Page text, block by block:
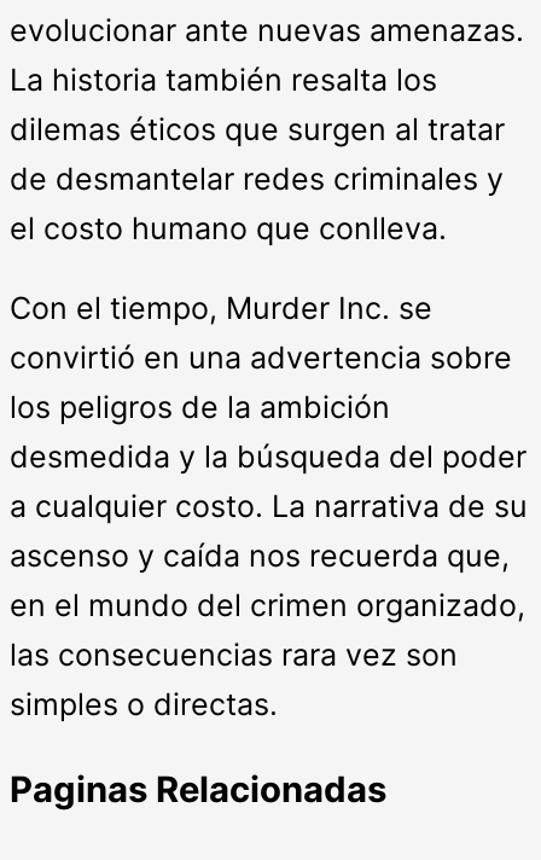
evolucionar ante nuevas amenazas.
La historia también resalta los
dilemas éticos que surgen al tratar
de desmantelar redes criminales y
el costo humano que conlleva.
Con el tiempo, Murder Inc. se
convirtió en una advertencia sobre
los peligros de la ambición
desmedida y la búsqueda del poder
a cualquier costo. La narrativa de su
ascenso y caída nos recuerda que,
en el mundo del crimen organizado,
las consecuencias rara vez son
simples o directas.
Paginas Relacionadas